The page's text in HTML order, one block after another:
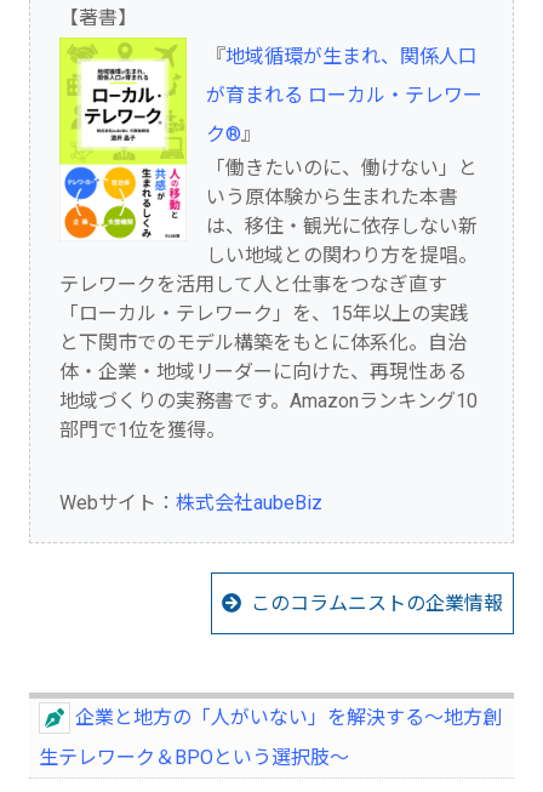
【著書】
『地域循環が生まれ、関係人口
が育まれる ローカル・テレワー
ク®︎』
「働きたいのに、働けない」と
いう原体験から生まれた本書
は、移住・観光に依存しない新
しい地域との関わり方を提唱。
テレワークを活用して人と仕事をつなぎ直す
「ローカル・テレワーク」を、15年以上の実践
と下関市でのモデル構築をもとに体系化。自治
体・企業・地域リーダーに向けた、再現性ある
地域づくりの実務書です。Amazonランキング10
部門で1位を獲得。
Webサイト： 株式会社aubeBiz
このコラムニストの企業情報
企業と地方の「人がいない」を解決する～地方創
生テレワーク＆BPOという選択肢～